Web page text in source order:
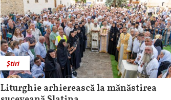
Știri
Liturghie arhierească la mănăstirea